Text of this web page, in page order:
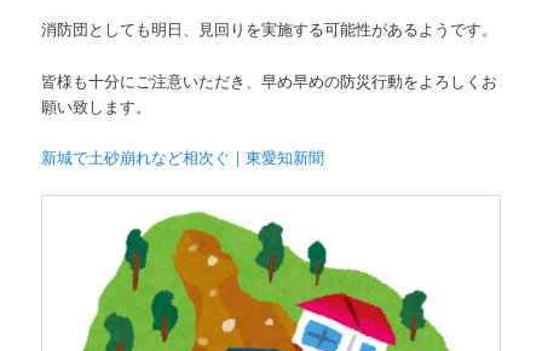
消防団としても明日、見回りを実施する可能性があるようです。
皆様も十分にご注意いただき、早め早めの防災行動をよろしくお
願い致します。
新城で土砂崩れなど相次ぐ｜東愛知新聞